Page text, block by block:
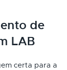
de
LAB
certa para a